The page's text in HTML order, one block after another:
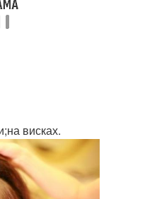
Прическа с накладными
висках.